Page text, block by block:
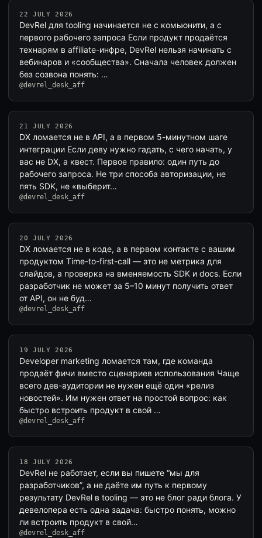
22 JULY 2026
DevRel для tooling начинается не с комьюнити, а с
первого рабочего запроса Если продукт продаётся
технарям в affiliate-инфре, DevRel нельзя начинать с
вебинаров и «сообщества». Сначала человек должен
без созвона понять: …
@devrel_desk_aff
21 JULY 2026
DX ломается не в API, а в первом 5-минутном шаге
интеграции Если деву нужно гадать, с чего начать, у
вас не DX, а квест. Первое правило: один путь до
рабочего запроса. Не три способа авторизации, не
пять SDK, не «выберит…
@devrel_desk_aff
20 JULY 2026
DX ломается не в коде, а в первом контакте с вашим
продуктом Time-to-first-call — это не метрика для
слайдов, а проверка на вменяемость SDK и docs. Если
разработчик не может за 5–10 минут получить ответ
от API, он не буд…
@devrel_desk_aff
19 JULY 2026
Developer marketing ломается там, где команда
продаёт фичи вместо сценариев использования Чаще
всего дев-аудитории не нужен ещё один «релиз
новостей». Им нужен ответ на простой вопрос: как
быстро встроить продукт в свой …
@devrel_desk_aff
18 JULY 2026
DevRel не работает, если вы пишете “мы для
разработчиков”, а не даёте им путь к первому
результату DevRel в tooling — это не блог ради блога. У
девелопера есть одна задача: быстро понять, можно
ли встроить продукт в свой…
@devrel_desk_aff